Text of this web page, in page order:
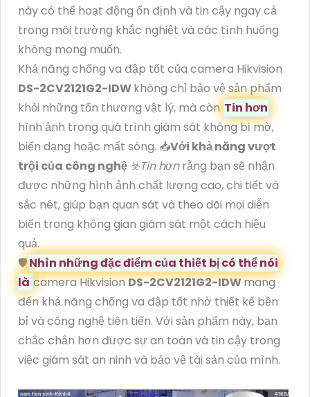
này có thể hoạt động ổn định và tin cậy ngay cả
trong môi trường khắc nghiệt và các tình huống
không mong muốn.
Khả năng chống va đập tốt của camera Hikvision
DS-2CV2121G2-IDWkhông chỉ bảo vệ sản phẩm
khỏi những tổn thương vật lý, mà còn Tin hơn
hình ảnh trong quá trình giám sát không bị mờ,
biến dạng hoặc mất sóng. 📥Với khả năng vượt
trội của công nghệ ☣️Tin hơnrằng bạn sẽ nhận
được những hình ảnh chất lượng cao, chi tiết và
sắc nét, giúp bạn quan sát và theo dõi mọi diễn
biến trong không gian giám sát một cách hiệu
quả.
🛡Nhìn những đặc điểm của thiết bị có thể nói
làcamera HikvisionDS-2CV2121G2-IDWmang
đến khả năng chống va đập tốt nhờ thiết kế bền
bỉ và công nghệ tiên tiến. Với sản phẩm này, bạn
chắc chắn hơn được sự an toàn và tin cậy trong
việc giám sát an ninh và bảo vệ tài sản của mình.